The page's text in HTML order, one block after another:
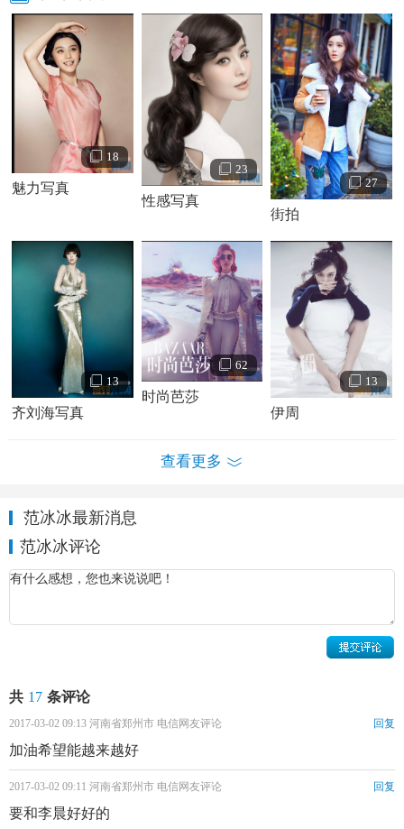
得第23届东京国际电影节最佳女演员， 同时该片也获得东京
国际电影节最佳艺术贡献奖； 2011年担任第24届东京国际电
影节评委 2016年主演电影《我不是潘金莲》摘得第64届圣塞
巴斯蒂安国际电影节最佳女演员， 成为中国电影史上第三位
获得国际A类电影节双料影后的华语影星，同时该片还获得圣
塞巴斯蒂安国际电影节最佳影片金贝壳奖。2005年发行首张
个人专辑《刚刚开始》，获得中国原创音乐流行榜年度最佳
新人； 2013年凭借《一夜惊喜》获得伦敦国际华语电影节最
佳原创电影歌曲。 2017年发行单曲《爱里的心》。
范冰冰个人经历 范冰冰个人资料简介 范冰冰杂志、写
18
魅力写真
23
性感写真
27
街拍
13
齐刘海写真
62
时尚芭莎
13
伊周
查看更多
范冰冰最新消息
范冰冰评论
共 17 条评论
2017-03-02 09:13 河南省郑州市 电信网友评论 回复
加油希望能越来越好
2017-03-02 09:11 河南省郑州市 电信网友评论 回复
要和李晨好好的